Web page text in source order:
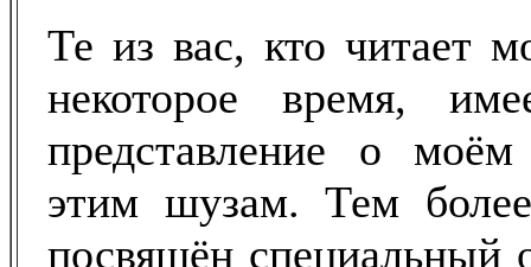
Те из вас, кто читает
некоторое время,
представление о
этим шузам. Тем
посвящён специальный